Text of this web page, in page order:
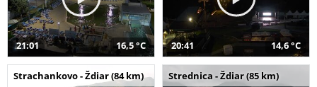
21:01 16,5 °C 20:41 14,6 °C
Strachankovo - Ždiar (84 km) Strednica - Ždiar (85 km)